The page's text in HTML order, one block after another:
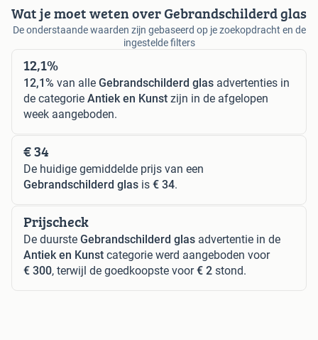
Wat je moet weten over Gebrandschilderd glas
De onderstaande waarden zijn gebaseerd op je zoekopdracht en de
ingestelde filters
12,1%
12,1% van alle Gebrandschilderd glas advertenties in
de categorie Antiek en Kunst zijn in de afgelopen
week aangeboden.
€ 34
De huidige gemiddelde prijs van een
Gebrandschilderd glas is € 34.
Prijscheck
De duurste Gebrandschilderd glas advertentie in de
Antiek en Kunst categorie werd aangeboden voor
€ 300, terwijl de goedkoopste voor€ 2 stond.